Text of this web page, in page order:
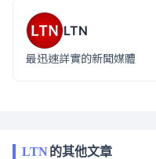
LTN
最迅速詳實的新聞媒體
LTN的其他文章